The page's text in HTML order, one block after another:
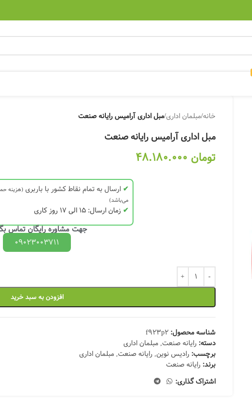
خانه/مبلمان اداری/مبل اداری آرامیس رایانه صنعت
مبل اداری آرامیس رایانه صنعت
تومان
✔ ارسال به تمام نقاط کشور با باربری(هزینه
می‌باشد)
✔ زمان ارسال: 15 الی 17 روز کاری
جهت مشاوره رایگان تماس
09023003711
افزودن به سبد خرید
شناسه محصول:f923p2
دسته: رایانه صنعت,مبلمان اداری
برچسب: رادیس نوین,رایانه صنعت,مبلمان اداری
برند:رایانه صنعت
اشتراک گذاری: